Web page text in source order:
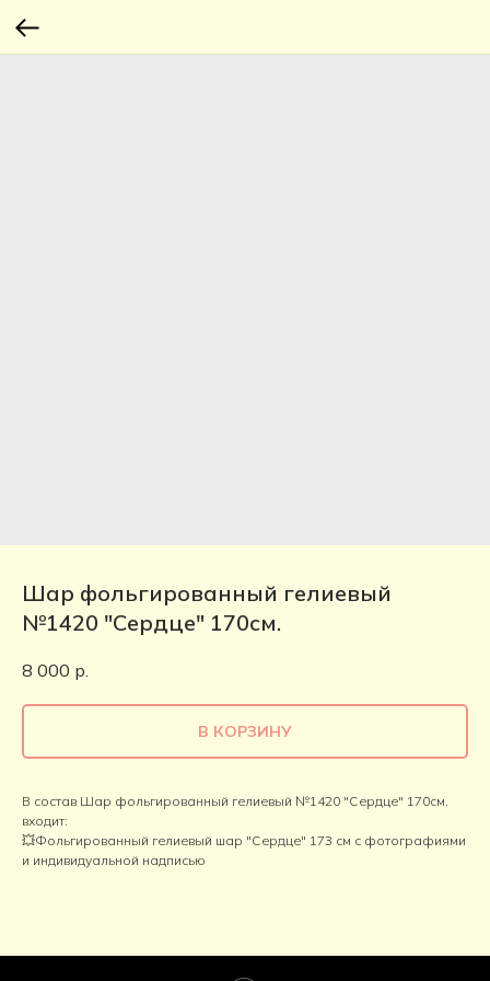
Шар фольгированный гелиевый
№1420 "Сердце" 170см.
8 000 р.
В КОРЗИНУ
В состав Шар фольгированный гелиевый №1420 "Сердце" 170см.
входит:
💥Фольгированный гелиевый шар "Сердце" 173 см с фотографиями
и индивидуальной надписью